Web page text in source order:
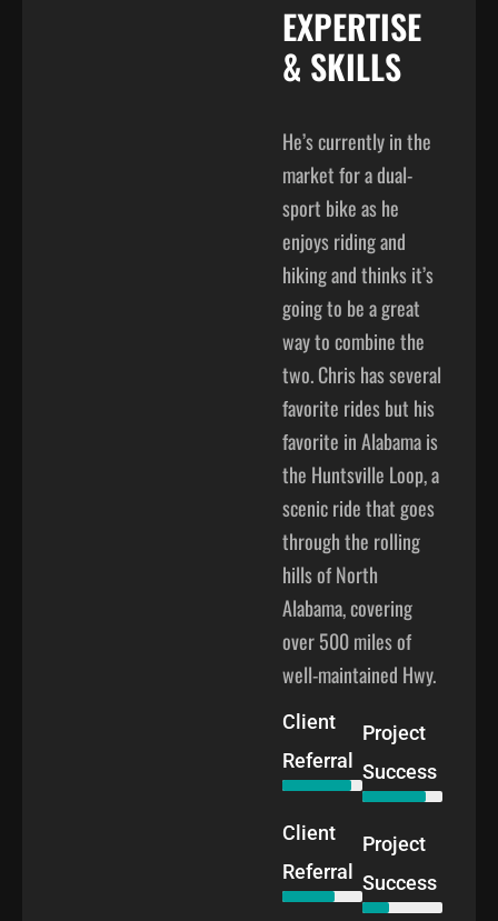
EXPERTISE
& SKILLS
He’s currently in the
market for a dual-
sport bike as he
enjoys riding and
hiking and thinks it’s
going to be a great
way to combine the
two. Chris has several
favorite rides but his
favorite in Alabama is
the Huntsville Loop, a
scenic ride that goes
through the rolling
hills of North
Alabama, covering
over 500 miles of
well-maintained Hwy.
Client
Referral
Project
Success
Client
Referral
Project
Success